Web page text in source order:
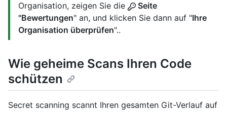
Organisation, zeigen Sie die
Seite
"Bewertungen" an, und klicken Sie dann auf "Ihre
Organisation überprüfen"..
Wie geheime Scans Ihren Code
schützen
Secret scanning scannt Ihren gesamten Git-Verlauf auf